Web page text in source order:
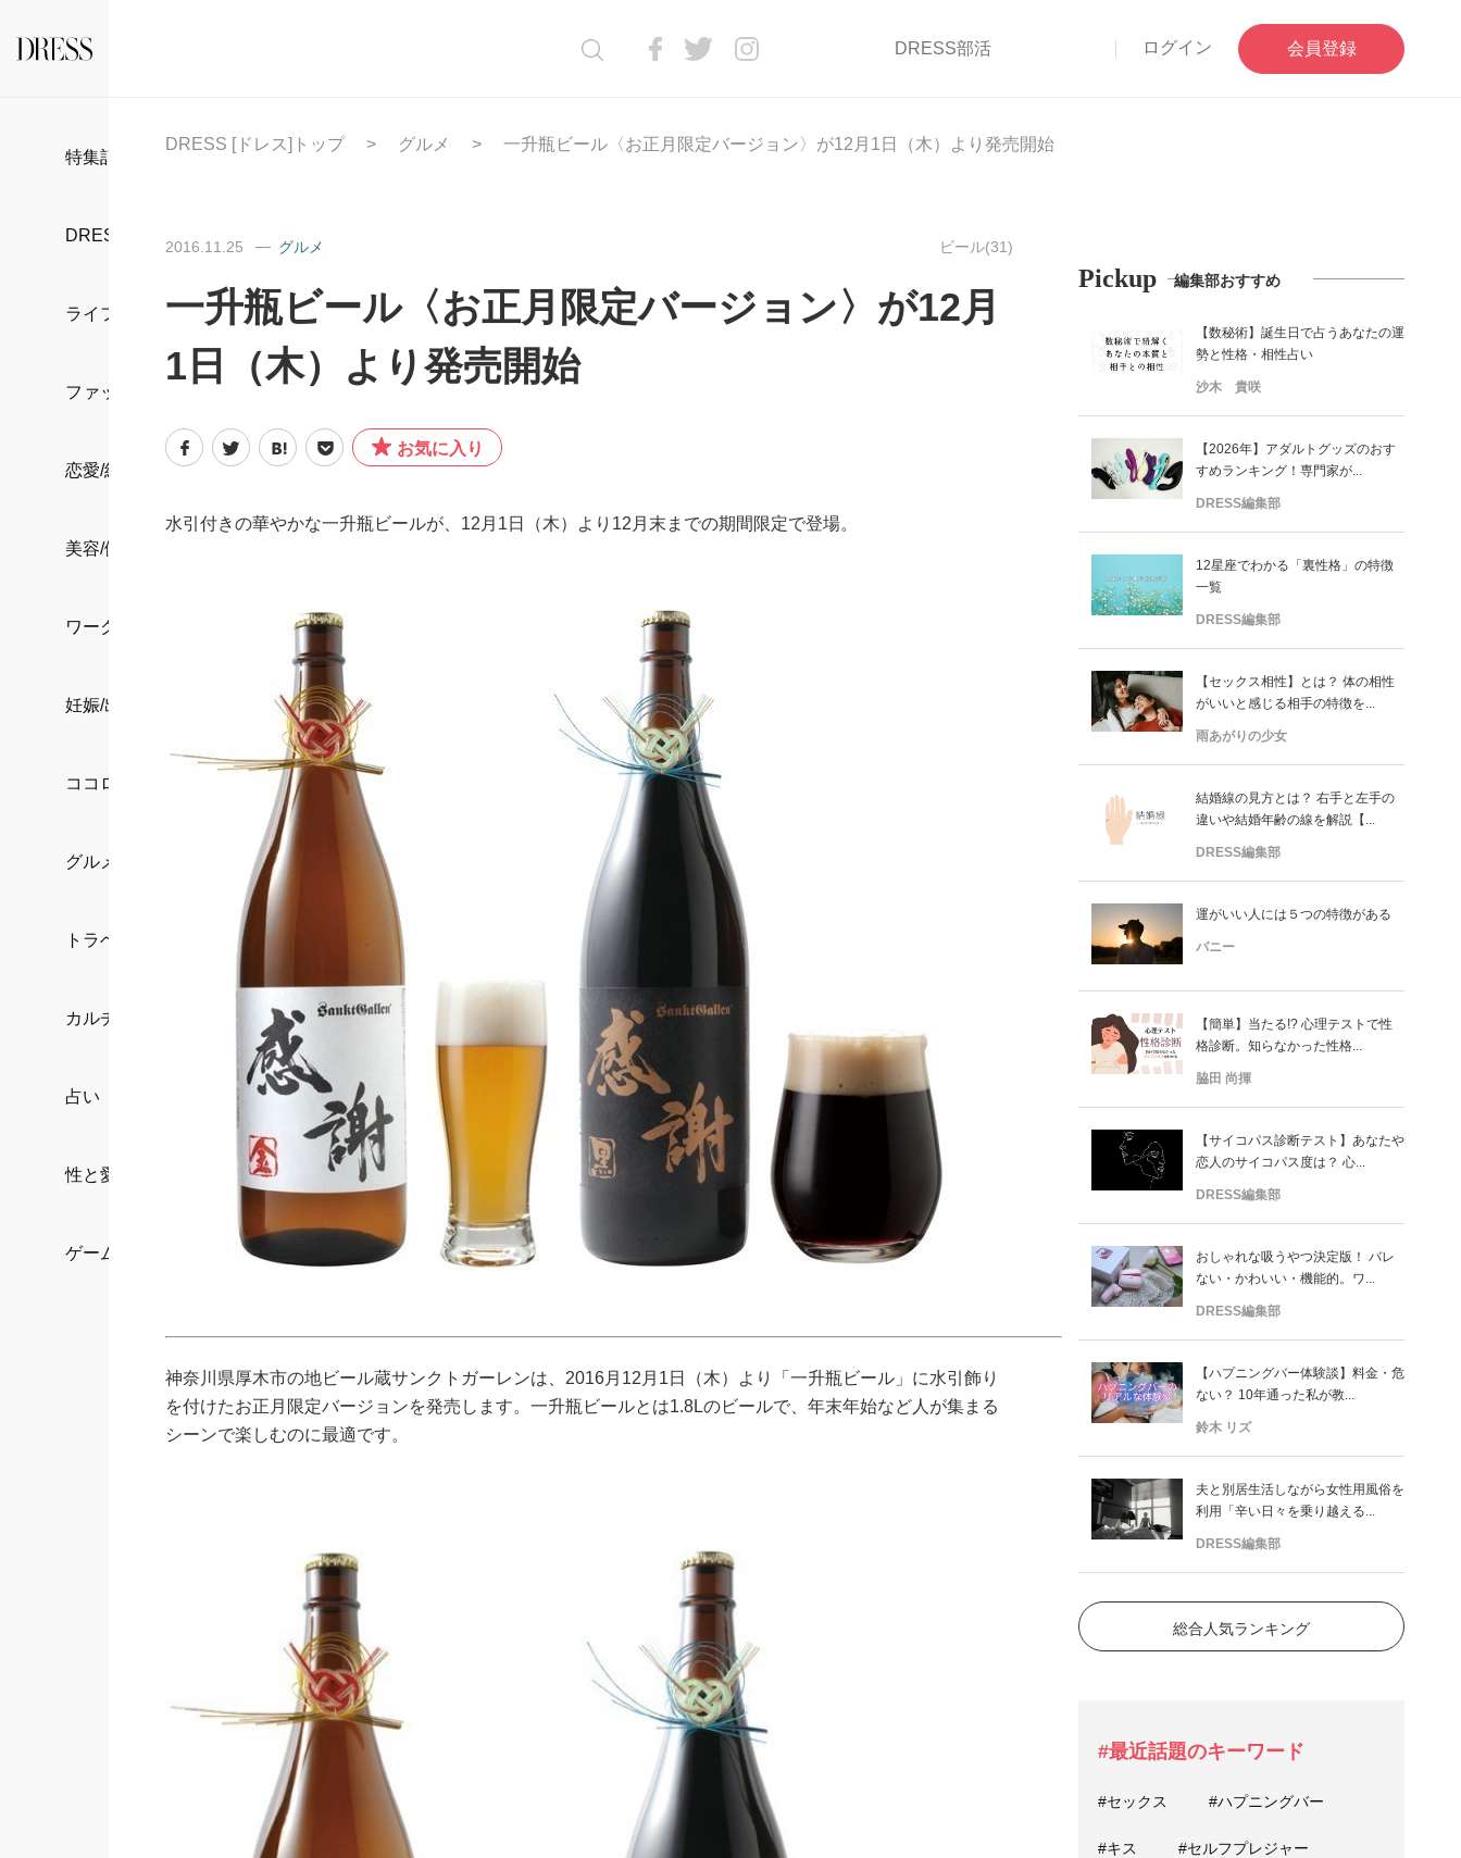
DRESS部活 ログイン 会員登録
特集記事
DRESS部活
ライフスタイル
ファッション
恋愛/結婚/離婚
美容/健康
ワークスタイル
妊娠/出産/家族
ココロ/カラダ
グルメ
トラベル
カルチャー/エンタメ
占い
性と愛
ゲーム
DRESS [ドレス]トップ グルメ 一升瓶ビール〈お正月限定バージョン〉が12月1日（木）より発売開始
2016.11.25 グルメ ビール(31)
一升瓶ビール〈お正月限定バージョン〉が12月
1日（木）より発売開始
お気に入り
水引付きの華やかな一升瓶ビールが、12月1日（木）より12月末までの期間限定で登場。
神奈川県厚木市の地ビール蔵サンクトガーレンは、2016月12月1日（木）より「一升瓶ビール」に水引飾り
を付けたお正月限定バージョンを発売します。一升瓶ビールとは1.8Lのビールで、年末年始など人が集まる
シーンで楽しむのに最適です。
Pickup 編集部おすすめ
【数秘術】誕生日で占うあなたの運
勢と性格・相性占い
沙木 貴咲
【2026年】アダルトグッズのおす
すめランキング！専門家が...
DRESS編集部
12星座でわかる「裏性格」の特徴
一覧
DRESS編集部
【セックス相性】とは？ 体の相性
がいいと感じる相手の特徴を...
雨あがりの少女
結婚線の見方とは？ 右手と左手の
違いや結婚年齢の線を解説【...
DRESS編集部
運がいい人には５つの特徴がある
バニー
【簡単】当たる!? 心理テストで性
格診断。知らなかった性格...
脇田 尚揮
【サイコパス診断テスト】あなたや
恋人のサイコパス度は？ 心...
DRESS編集部
おしゃれな吸うやつ決定版！ バレ
ない・かわいい・機能的。ワ...
DRESS編集部
【ハプニングバー体験談】料金・危
ない？ 10年通った私が教...
鈴木 リズ
夫と別居生活しながら女性用風俗を
利用「辛い日々を乗り越える...
DRESS編集部
総合人気ランキング
#最近話題のキーワード
#セックス #ハプニングバー
#キス #セルフプレジャー